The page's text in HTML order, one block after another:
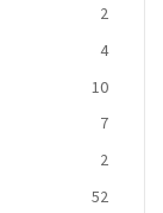
2
4
10
7
2
52